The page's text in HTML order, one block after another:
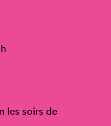
les soirs de